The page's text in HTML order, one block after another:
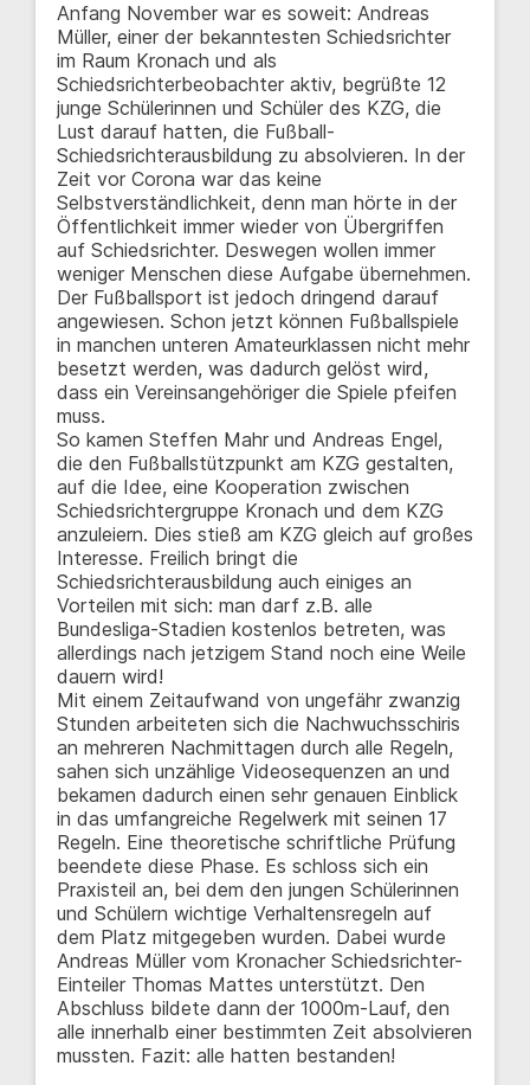
Anfang November war es soweit: Andreas
Müller, einer der bekanntesten Schiedsrichter
im Raum Kronach und als
Schiedsrichterbeobachter aktiv, begrüßte 12
junge Schülerinnen und Schüler des KZG, die
Lust darauf hatten, die Fußball-
Schiedsrichterausbildung zu absolvieren. In der
Zeit vor Corona war das keine
Selbstverständlichkeit, denn man hörte in der
Öffentlichkeit immer wieder von Übergriffen
auf Schiedsrichter. Deswegen wollen immer
weniger Menschen diese Aufgabe übernehmen.
Der Fußballsport ist jedoch dringend darauf
angewiesen. Schon jetzt können Fußballspiele
in manchen unteren Amateurklassen nicht mehr
besetzt werden, was dadurch gelöst wird,
dass ein Vereinsangehöriger die Spiele pfeifen
muss.
So kamen Steffen Mahr und Andreas Engel,
die den Fußballstützpunkt am KZG gestalten,
auf die Idee, eine Kooperation zwischen
Schiedsrichtergruppe Kronach und dem KZG
anzuleiern. Dies stieß am KZG gleich auf großes
Interesse. Freilich bringt die
Schiedsrichterausbildung auch einiges an
Vorteilen mit sich: man darf z.B. alle
Bundesliga-Stadien kostenlos betreten, was
allerdings nach jetzigem Stand noch eine Weile
dauern wird!
Mit einem Zeitaufwand von ungefähr zwanzig
Stunden arbeiteten sich die Nachwuchsschiris
an mehreren Nachmittagen durch alle Regeln,
sahen sich unzählige Videosequenzen an und
bekamen dadurch einen sehr genauen Einblick
in das umfangreiche Regelwerk mit seinen 17
Regeln. Eine theoretische schriftliche Prüfung
beendete diese Phase. Es schloss sich ein
Praxisteil an, bei dem den jungen Schülerinnen
und Schülern wichtige Verhaltensregeln auf
dem Platz mitgegeben wurden. Dabei wurde
Andreas Müller vom Kronacher Schiedsrichter-
Einteiler Thomas Mattes unterstützt. Den
Abschluss bildete dann der 1000m-Lauf, den
alle innerhalb einer bestimmten Zeit absolvieren
mussten. Fazit: alle hatten bestanden!